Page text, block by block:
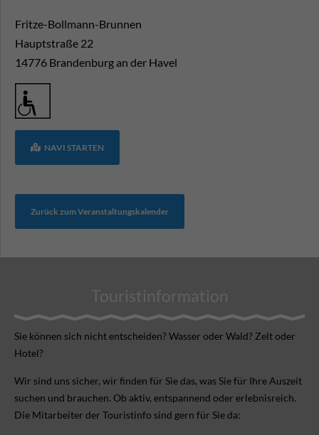
Fritze-Bollmann-Brunnen
Hauptstraße 22
14776 Brandenburg an der Havel
NAVI STARTEN
Zurück zum Veranstaltungskalender
Touristinformation
Sie können sich nicht ent­scheiden? Wasser oder Wald? Zelt oder
Hotel?
Wir sind uns sicher, wir finden für Sie das, was Sie für Ihre Aus­zeit
suchen und brauchen. Ob aktiv, ent­spannend oder erlebnis­reich.
Die Mitarbeiter der Touristinfo sind gern für Sie da: